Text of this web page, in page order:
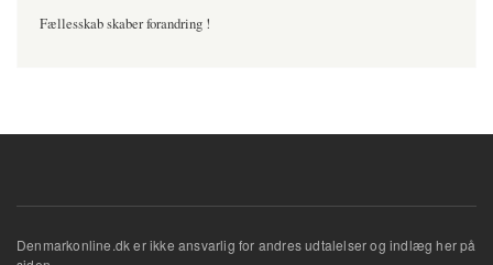
Fællesskab skaber forandring !
Denmarkonline.dk er ikke ansvarlig for andres udtalelser og indlæg her på